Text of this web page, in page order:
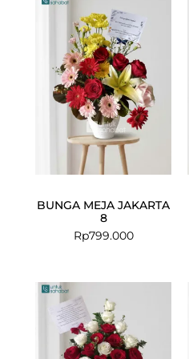
BUNGA MEJA JAKARTA
8
Rp799.000